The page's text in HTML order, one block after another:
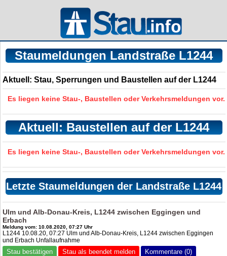
Staumeldungen Landstraße L1244
Aktuell: Stau, Sperrungen und Baustellen auf der L1244
Es liegen keine Stau-, Baustellen oder Verkehrsmeldungen vor.
Aktuell: Baustellen auf der L1244
Es liegen keine Stau-, Baustellen oder Verkehrsmeldungen vor.
Letzte Staumeldungen der Landstraße L1244
Ulm und Alb-Donau-Kreis, L1244 zwischen Eggingen und
Erbach
Meldung vom: 10.08.2020, 07:27 Uhr
L1244 10.08.20, 07:27 Ulm und Alb-Donau-Kreis, L1244 zwischen Eggingen
und Erbach Unfallaufnahme
Stau bestätigen Stau als beendet melden Kommentare (0)